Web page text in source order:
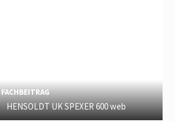
FACHBEITRAG
HENSOLDT UK SPEXER 600 web